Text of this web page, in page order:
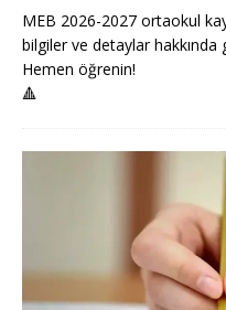
MEB 2026-2027 ortaokul
bilgiler ve detaylar
Hemen öğrenin!
🔺